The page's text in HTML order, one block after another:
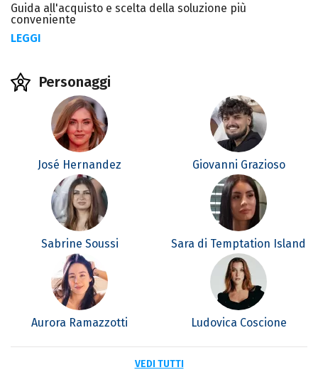
Guida all'acquisto e scelta della soluzione più
conveniente
LEGGI
Personaggi
José Hernandez Giovanni Grazioso
Sabrine Soussi Sara di Temptation Island
Aurora Ramazzotti Ludovica Coscione
VEDI TUTTI